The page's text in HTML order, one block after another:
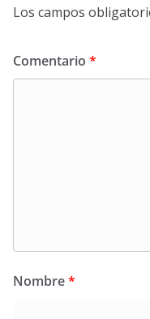
Los campos
Comentario *
Nombre*